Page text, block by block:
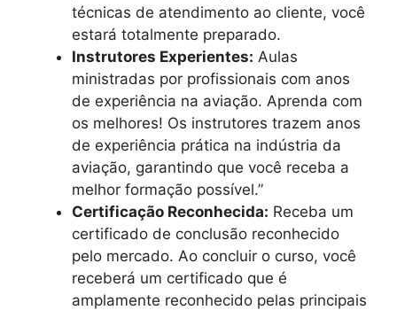
técnicas de atendimento ao cliente, você
estará totalmente preparado.
Instrutores Experientes: Aulas
ministradas por profissionais com anos
de experiência na aviação. Aprenda com
os melhores! Os instrutores trazem anos
de experiência prática na indústria da
aviação, garantindo que você receba a
melhor formação possível.”
Certificação Reconhecida: Receba um
certificado de conclusão reconhecido
pelo mercado. Ao concluir o curso, você
receberá um certificado que é
amplamente reconhecido pelas principais